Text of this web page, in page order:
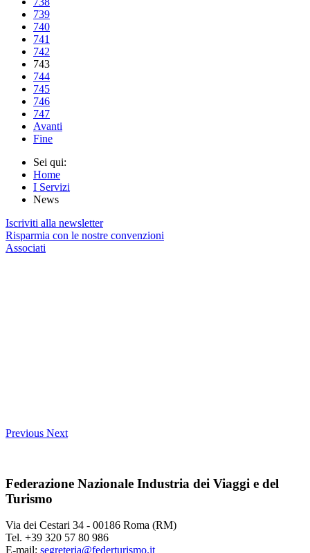
739
740
741
742
743
744
745
746
747
Avanti
Fine
Sei qui:
Home
I Servizi
News
Iscriviti alla newsletter
Risparmia con le nostre convenzioni
Associati
Previous Next
Federazione Nazionale Industria dei Viaggi e del
Turismo
Via dei Cestari 34 - 00186 Roma (RM)
Tel. +39 320 57 80 986
E-mail: segreteria@federturismo.it